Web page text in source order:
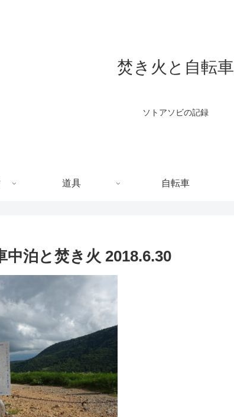
焚き火と自転車
ソトアソビの記録
道具 自転車
泊と焚き火 2018.6.30